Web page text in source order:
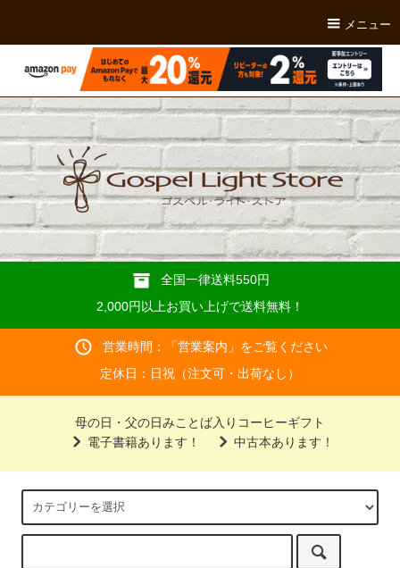
メニュー
全国一律送料550円
2,000円以上お買い上げで送料無料！
営業時間：「営業案内 」をご覧ください
定休日：日祝（注文可・出荷なし）
母の日・父の日みことば入りコーヒーギフト
電子書籍あります！
中古本あります！